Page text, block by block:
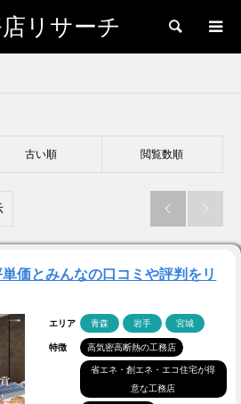
リサーチ 検索
古い順 閲覧数順
 
価とみんなの口コミや評判をリ
エリア 青森 岩手 宮城
特徴 高気密高断熱の工務店
省エネ・創エネ・エコ住宅が得
意な工務店